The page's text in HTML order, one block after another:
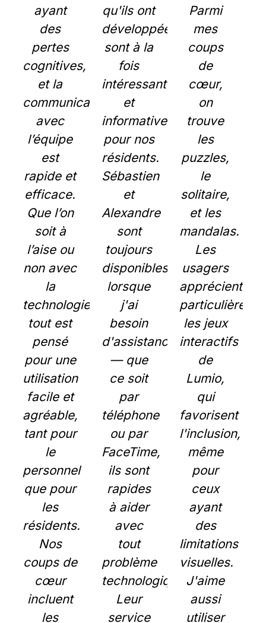
ayant
des
pertes
cognitives,
et la
communication
avec
l’équipe
est
rapide et
efficace.
Que l’on
soit à
l’aise ou
non avec
la
technologie,
tout est
pensé
pour une
utilisation
facile et
agréable,
tant pour
le
personnel
que pour
les
résidents.
Nos
coups de
cœur
incluent
les
qu'ils ont
développées
sont à la
fois
intéressantes
et
informatives
pour nos
résidents.
Sébastien
et
Alexandre
sont
toujours
disponibles
lorsque
j'ai
besoin
d'assistance
— que
ce soit
par
téléphone
ou par
FaceTime,
ils sont
rapides
à aider
avec
tout
problème
technologique.
Leur
service
Parmi
mes
coups
de
cœur,
on
trouve
les
puzzles,
le
solitaire,
et les
mandalas.
Les
usagers
apprécient
les jeux
interactifs
de
Lumio,
qui
favorisent
l'inclusion,
même
pour
ceux
ayant
des
limitations
visuelles.
J'aime
aussi
utiliser